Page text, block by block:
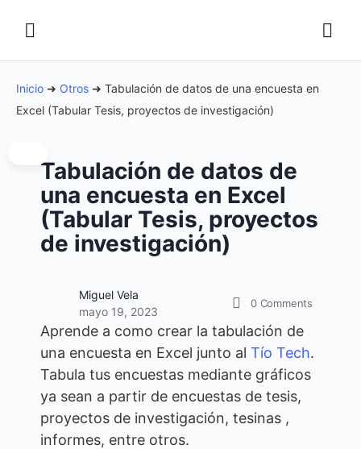
Inicio ➜ Otros ➜ Tabulación de datos de una encuesta en
Excel (Tabular Tesis, proyectos de investigación)
Tabulación de datos de
una encuesta en Excel
(Tabular Tesis, proyectos
de investigación)
Miguel Vela
mayo 19, 2023
0 Comments
Aprende a como crear la tabulación de
una encuesta en Excel junto al Tío Tech.
Tabula tus encuestas mediante gráficos
ya sean a partir de encuestas de tesis,
proyectos de investigación, tesinas ,
informes, entre otros.